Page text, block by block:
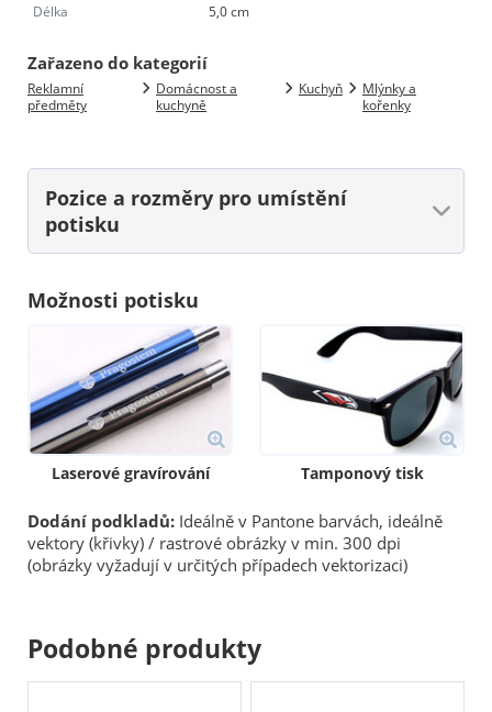
Délka
5,0 cm
Zařazeno do kategorií
Reklamní
předměty
Domácnost a
kuchyně
Kuchyň
Mlýnky a
kořenky
Pozice a rozměry pro umístění
potisku
Možnosti potisku
Laserové gravírování Tamponový tisk
Dodání podkladů: Ideálně v Pantone barvách, ideálně
vektory (křivky) / rastrové obrázky v min. 300 dpi
(obrázky vyžadují v určitých případech vektorizaci)
Podobné produkty